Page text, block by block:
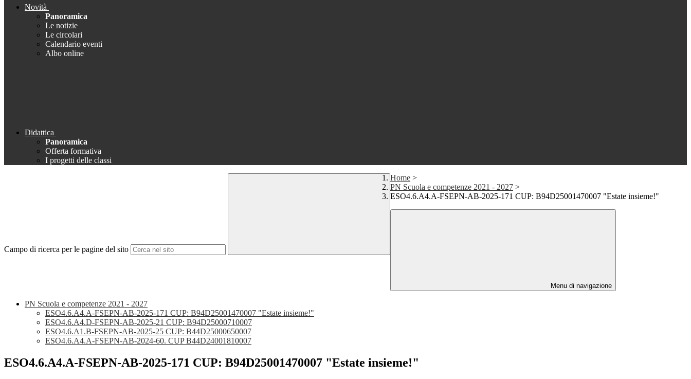
Novità
Panoramica
Le notizie
Le circolari
Calendario eventi
Albo online
Didattica
Panoramica
Offerta formativa
I progetti delle classi
Campo di ricerca per le pagine del sito
Home >
PN Scuola e competenze 2021 - 2027 >
ESO4.6.A4.A-FSEPN-AB-2025-171 CUP: B94D25001470007 "Estate insieme!"
Menu di navigazione
PN Scuola e competenze 2021 - 2027
ESO4.6.A4.A-FSEPN-AB-2025-171 CUP: B94D25001470007 "Estate insieme!"
ESO4.6.A4.D-FSEPN-AB-2025-21 CUP: B94D25000710007
ESO4.6.A1.B-FSEPN-AB-2025-25 CUP: B44D25000650007
ESO4.6.A4.A-FSEPN-AB-2024-60. CUP B44D24001810007
ESO4.6.A4.A-FSEPN-AB-2025-171 CUP: B94D25001470007 "Estate insieme!"